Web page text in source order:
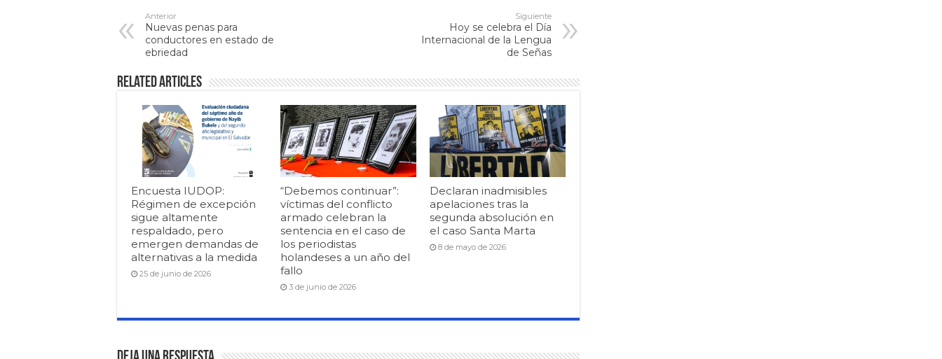
Anterior
Nuevas penas para
conductores en estado de
ebriedad
Siguiente
Hoy se celebra el Día
Internacional de la Lengua
de Señas
Related Articles
Encuesta IUDOP:
Régimen de excepción
sigue altamente
respaldado, pero
emergen demandas de
alternativas a la medida
25 de junio de 2026
“Debemos continuar”:
víctimas del conflicto
armado celebran la
sentencia en el caso de
los periodistas
holandeses a un año del
fallo
3 de junio de 2026
Declaran inadmisibles
apelaciones tras la
segunda absolución en
el caso Santa Marta
8 de mayo de 2026